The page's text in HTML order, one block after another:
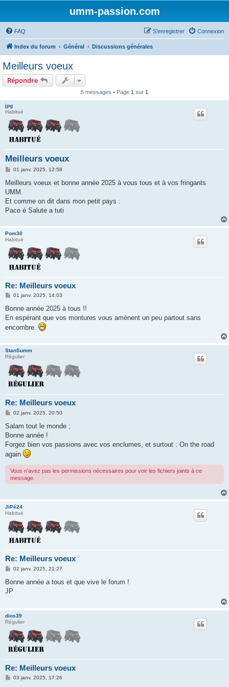
umm-passion.com
FAQ Connexion
S’enregistrer
Index du forum Général Discussions générales
Meilleurs voeux
Répondre
5 messages • Page 1 sur 1
jpg
Habitué
Meilleurs voeux
M
s
a
g
01 janv. 2025, 12:58
Meilleurs voeux et bonne année 2025 à vous tous et à vos fringants
UMM.
Et comme on dit dans mon petit pays :
Pace é Salute a tuti
Pom30
Habitué
Re: Meilleurs voeux
M
s
a
g
e
01 janv. 2025, 14:03
Bonne année 2025 à tous !!
En espérant que vos montures vous amènent un peu partout sans
encombre.
StanSumm
Régulier
Re: Meilleurs voeux
M
s
a
g
02 janv. 2025, 20:50
Salam tout le monde ;
Bonne année !
Forgez bien vos passions avec vos enclumes, et surtout : On the road
again
Vous n’avez pas les permissions nécessaires pour voir les fichiers joints à ce
message.
JiPé24
Habitué
Re: Meilleurs voeux
M
s
a
02 janv. 2025, 21:27
Bonne année a tous et que vive le forum !
JP
dios39
Régulier
Re: Meilleurs voeux
M03 janv. 2025, 17:26